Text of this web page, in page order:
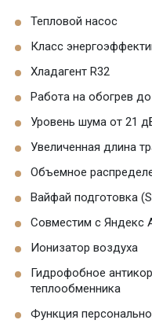
Тепловой насос
Класс
Хладагент R32
Работа на обогрев до
Уровень шума от 21
Увеличенная длина
Объемное
Вайфай подготовка
Совместим с Яндекс
Ионизатор воздуха
Гидрофобное
теплообменника
Функция